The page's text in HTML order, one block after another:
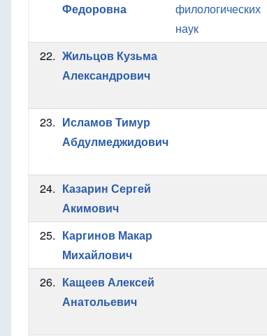
Федоровна
филологических
наук
22. Жильцов Кузьма
Александрович
23. Исламов Тимур
Абдулмеджидович
24. Казарин Сергей
Акимович
25. Каргинов Макар
Михайлович
26. Кащеев Алексей
Анатольевич